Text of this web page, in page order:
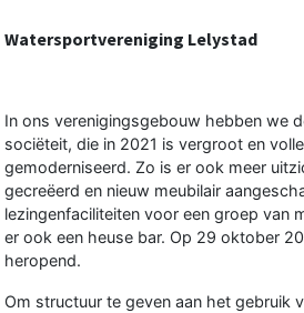
Watersportvereniging Lelystad
In ons verenigingsgebouw hebben we
sociëteit, die in 2021 is vergroot en
gemoderniseerd. Zo is er ook meer
gecreëerd en nieuw meubilair
lezingenfaciliteiten voor een groep van
er ook een heuse bar. Op 29 oktober
heropend.
Om structuur te geven aan het gebruik